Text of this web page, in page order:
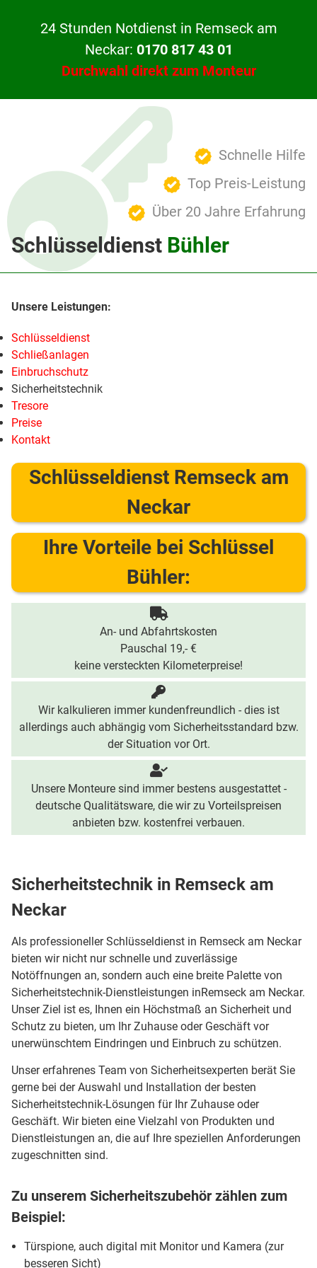
24 Stunden Notdienst in Remseck am
Neckar: 0170 817 43 01
Durchwahl direkt zum Monteur
Schnelle Hilfe
Top Preis-Leistung
Über 20 Jahre Erfahrung
Schlüsseldienst Bühler
Schlüsseldienst
Schließanlagen
Einbruchschutz
Sicherheitstechnik
Tresore
Preise
Kontakt
Schlüsseldienst Remseck am
Neckar
Ihre Vorteile bei Schlüssel
Bühler:
An- und Abfahrtskosten
Pauschal 19,- €
keine versteckten Kilometerpreise!
Wir kalkulieren immer kundenfreundlich - dies ist
allerdings auch abhängig vom Sicherheitsstandard bzw.
der Situation vor Ort.
Unsere Monteure sind immer bestens ausgestattet -
deutsche Qualitätsware, die wir zu Vorteilspreisen
anbieten bzw. kostenfrei verbauen.
Sicherheitstechnik in Remseck am
Neckar
Als professioneller Schlüsseldienst in Remseck am Neckar
bieten wir nicht nur schnelle und zuverlässige
Notöffnungen an, sondern auch eine breite Palette von
Sicherheitstechnik-Dienstleistungen inRemseck am Neckar.
Unser Ziel ist es, Ihnen ein Höchstmaß an Sicherheit und
Schutz zu bieten, um Ihr Zuhause oder Geschäft vor
unerwünschtem Eindringen und Einbruch zu schützen.
Unser erfahrenes Team von Sicherheitsexperten berät Sie
gerne bei der Auswahl und Installation der besten
Sicherheitstechnik-Lösungen für Ihr Zuhause oder
Geschäft. Wir bieten eine Vielzahl von Produkten und
Dienstleistungen an, die auf Ihre speziellen Anforderungen
zugeschnitten sind.
Zu unserem Sicherheitszubehör zählen zum
Beispiel:
Türspione, auch digital mit Monitor und Kamera (zur
besseren Sicht)